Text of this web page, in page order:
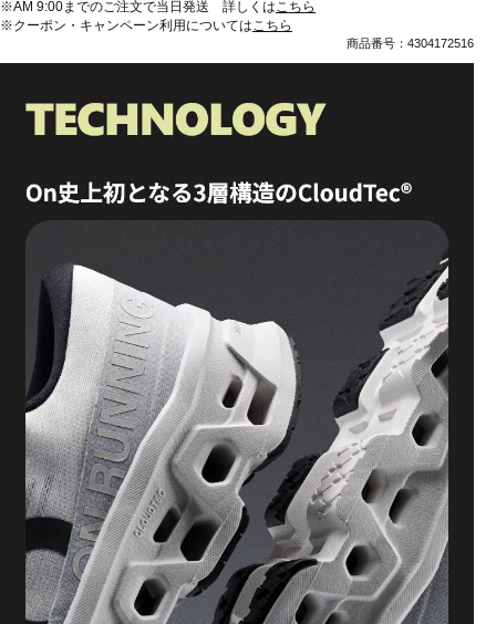
※AM 9:00までのご注文で当日発送 詳しくはこちら
※クーポン・キャンペーン利用についてはこちら
商品番号：4304172516